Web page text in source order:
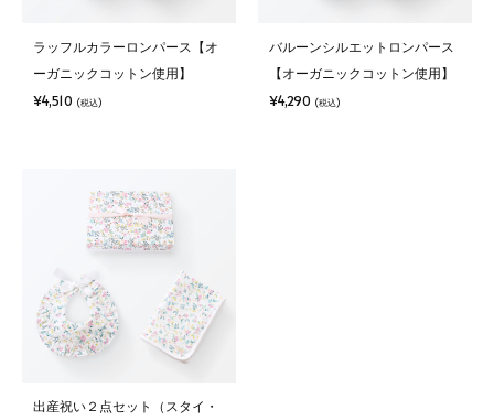
ラッフルカラーロンパース【オ
ーガニックコットン使用】
¥4,510 (税込)
バルーンシルエットロンパース
【オーガニックコットン使用】
¥4,290 (税込)
出産祝い２点セット（スタイ・